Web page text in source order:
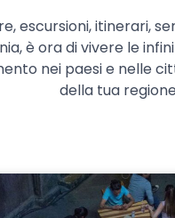
escursioni, itinerari,
è ora di vivere le
nei paesi e nelle
della tua